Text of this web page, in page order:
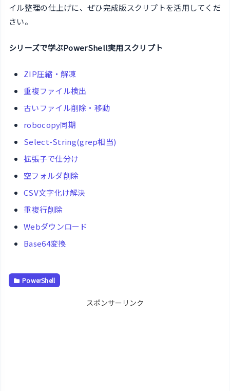
イル整理の仕上げに、ぜひ完成版スクリプトを活用してくだ
さい。
シリーズで学ぶPowerShell実用スクリプト
ZIP圧縮・解凍
重複ファイル検出
古いファイル削除・移動
robocopy同期
Select-String(grep相当)
拡張子で仕分け
空フォルダ削除
CSV文字化け解決
重複行削除
Webダウンロード
Base64変換
PowerShell
スポンサーリンク